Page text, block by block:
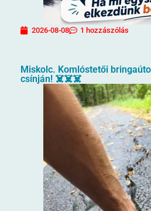
2026-08-08 1 hozzászólás
Miskolc. Komlóstetői
csínján! ☠️☠️☠️